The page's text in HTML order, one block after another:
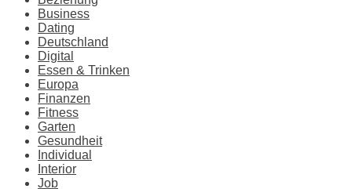
Business
Dating
Deutschland
Digital
Essen & Trinken
Europa
Finanzen
Fitness
Garten
Gesundheit
Individual
Interior
Job